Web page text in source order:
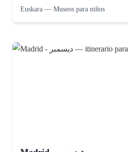
Euskara — Museos para niños